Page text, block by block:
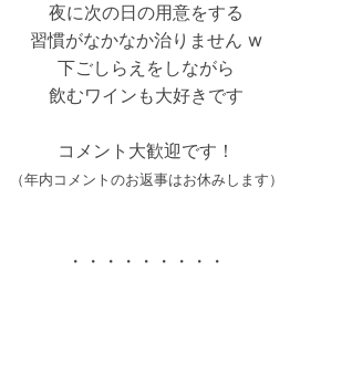
夜に次の日の用意をする
習慣がなかなか治りません w
下ごしらえをしながら
飲むワインも大好きです
コメント大歓迎です！
（年内コメントのお返事はお休みします）
・・・・・・・・・